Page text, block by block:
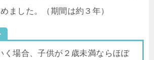
ました。（期間は約３年）
く場合、子供が２歳未満ならほぼ